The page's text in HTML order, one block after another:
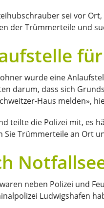
sei vor
der Trümmerteile und
wurde eine
darum, dass sich
Haus melden»,
teilte die Polizei mit, es
Sie Trümmerteile an Ort
neben Polizei und
Ludwigshafen